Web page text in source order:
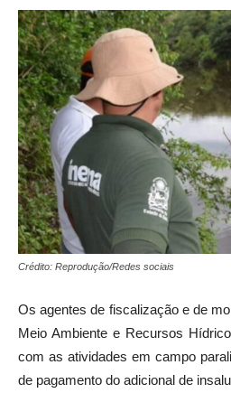
Crédito: Reprodução/Redes sociais
Os agentes de fiscalização e de
Meio Ambiente e Recursos
com as atividades em campo
de pagamento do adicional de